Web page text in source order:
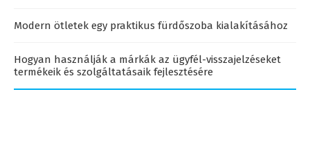
Modern ötletek egy praktikus fürdőszoba kialakításához
Hogyan használják a márkák az ügyfél-visszajelzéseket
termékeik és szolgáltatásaik fejlesztésére